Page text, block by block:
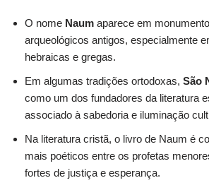
O nome Naum aparece em
arqueológicos antigos, especialmente
hebraicas e gregas.
Em algumas tradições ortodoxas, São
como um dos fundadores da literatura
associado à sabedoria e iluminação
Na literatura cristã, o livro de Naum é
mais poéticos entre os profetas
fortes de justiça e esperança.